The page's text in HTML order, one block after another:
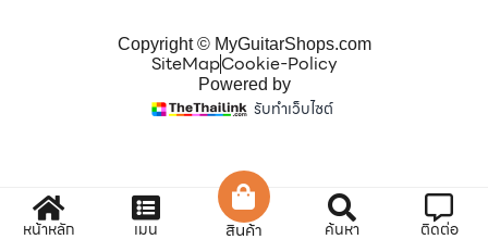
Copyright © MyGuitarShops.com
SiteMapCookie-Policy
Powered by
รับทำเว็บไซต์
หน้าหลัก เมนู สินค้า ค้นหา ติดต่อ